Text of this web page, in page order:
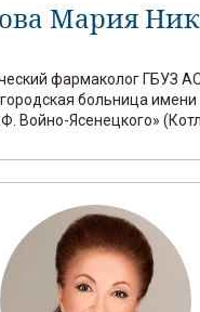
Мария
фармаколог ГБУЗ
больница имени
Войно-Ясенецкого»